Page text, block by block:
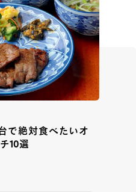
で絶対食べたいオ
10選